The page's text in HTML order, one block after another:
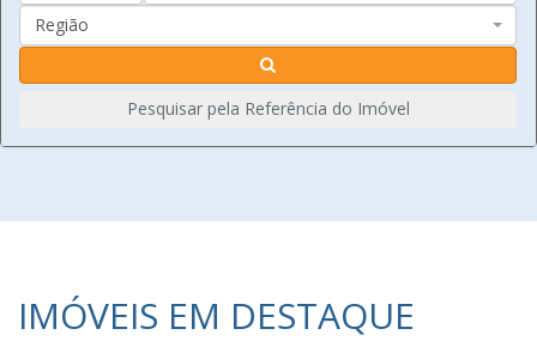
Região
Pesquisar pela Referência do Imóvel
IMÓVEIS EM DESTAQUE